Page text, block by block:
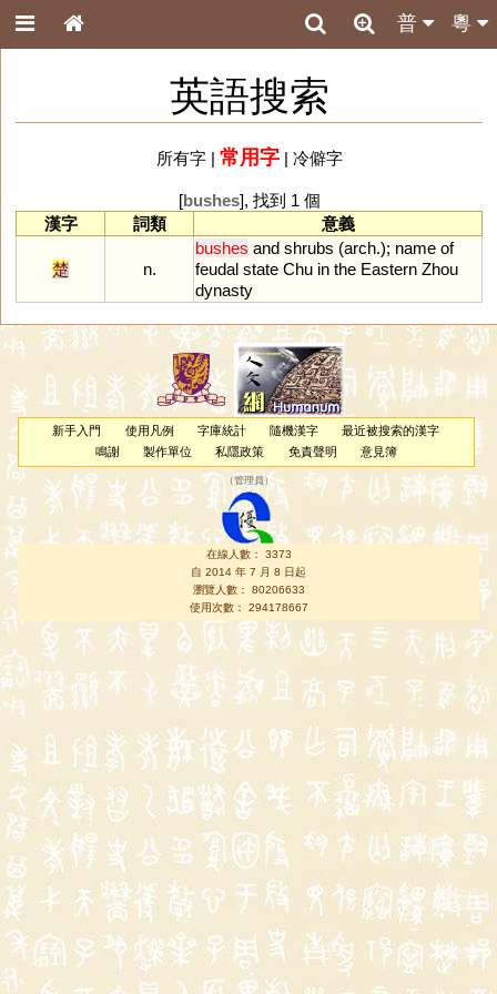
粵
普
英語搜索
所有字| 常用字| 冷僻字
[bushes], 找到 1 個
漢字
詞類 意義
楚 n.
bushes and shrubs (arch.); name of
feudal state Chu in the Eastern Zhou
dynasty
新手入門 使用凡例 字庫統計 隨機漢字
最近被搜索的漢字
鳴謝
製作單位 私隱政策 免責聲明 意見簿
（管理員 ）
在線人數： 3373
自 2014 年 7 月 8 日起
瀏覽人數： 80206633
使用次數： 294178667